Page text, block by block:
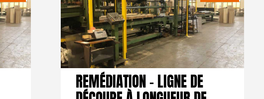
REMÉDIATION – LIGNE DE